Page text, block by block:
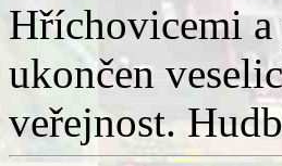
Hříchovicemi a
ukončen
veřejnost.